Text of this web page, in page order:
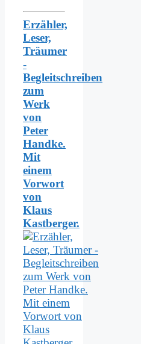
Erzähler,
Leser,
Träumer
-
Begleitschreiben
zum
Werk
von
Peter
Handke.
Mit
einem
Vorwort
von
Klaus
Kastberger.